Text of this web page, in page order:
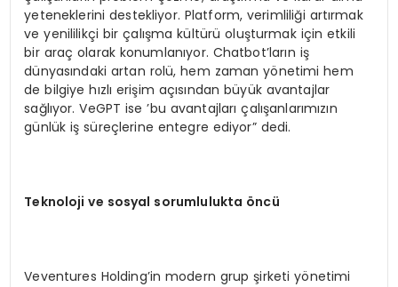
yeteneklerini destekliyor. Platform, verimliliği artırmak
ve yenililikçi bir çalışma kültürü oluşturmak için etkili
bir araç olarak konumlanıyor. Chatbot’ların iş
dünyasındaki artan rolü, hem zaman yönetimi hem
de bilgiye hızlı erişim açısından büyük avantajlar
sağlıyor. VeGPT ise ’bu avantajları çalışanlarımızın
günlük iş süreçlerine entegre ediyor” dedi.
Teknoloji ve sosyal sorumlulukta öncü
Veventures Holding’in modern grup şirketi yönetimi